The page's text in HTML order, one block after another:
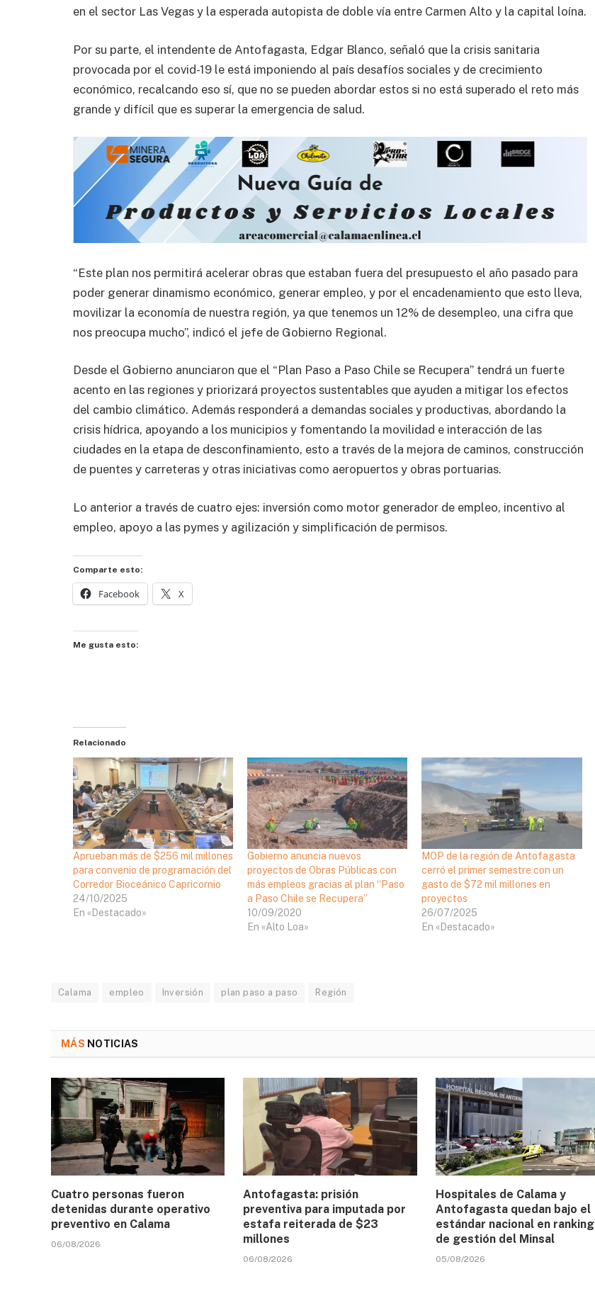
en el sector Las Vegas y la esperada autopista de doble vía entre Carmen Alto y la capital loína.
Por su parte, el intendente de Antofagasta, Edgar Blanco, señaló que la crisis sanitaria
provocada por el covid-19 le está imponiendo al país desafíos sociales y de crecimiento
económico, recalcando eso sí, que no se pueden abordar estos si no está superado el reto más
grande y difícil que es superar la emergencia de salud.
“Este plan nos permitirá acelerar obras que estaban fuera del presupuesto el año pasado para
poder generar dinamismo económico, generar empleo, y por el encadenamiento que esto lleva,
movilizar la economía de nuestra región, ya que tenemos un 12% de desempleo, una cifra que
nos preocupa mucho”, indicó el jefe de Gobierno Regional.
Desde el Gobierno anunciaron que el “Plan Paso a Paso Chile se Recupera” tendrá un fuerte
acento en las regiones y priorizará proyectos sustentables que ayuden a mitigar los efectos
del cambio climático. Además responderá a demandas sociales y productivas, abordando la
crisis hídrica, apoyando a los municipios y fomentando la movilidad e interacción de las
ciudades en la etapa de desconfinamiento, esto a través de la mejora de caminos, construcción
de puentes y carreteras y otras iniciativas como aeropuertos y obras portuarias.
Lo anterior a través de cuatro ejes: inversión como motor generador de empleo, incentivo al
empleo, apoyo a las pymes y agilización y simplificación de permisos.
Comparte esto:
Facebook X
Me gusta esto:
Relacionado
Aprueban más de $256 mil millones
para convenio de programación del
Corredor Bioceánico Capricornio
24/10/2025
En «Destacado»
Gobierno anuncia nuevos
proyectos de Obras Públicas con
más empleos gracias al plan “Paso
a Paso Chile se Recupera”
10/09/2020
En «Alto Loa»
MOP de la región de Antofagasta
cerró el primer semestre con un
gasto de $72 mil millones en
proyectos
26/07/2025
En «Destacado»
Calama empleo Inversión plan paso a paso Región
MÁS NOTICIAS
Cuatro personas fueron
detenidas durante operativo
preventivo en Calama
06/08/2026
Antofagasta: prisión
preventiva para imputada por
estafa reiterada de $23
millones
06/08/2026
Hospitales de Calama y
Antofagasta quedan bajo el
estándar nacional en ranking
de gestión del Minsal
05/08/2026